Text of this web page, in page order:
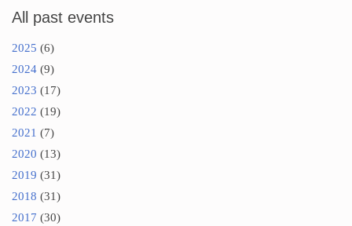
All past events
2025 (6)
2024 (9)
2023 (17)
2022 (19)
2021 (7)
2020 (13)
2019 (31)
2018 (31)
2017 (30)